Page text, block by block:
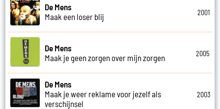
De Mens
Maak een loser blij
2001
De Mens
Maak je geen zorgen over mijn zorgen
2005
De Mens
Maak je weer reklame voor jezelf als
verschijnsel
2003